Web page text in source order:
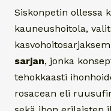
Siskonpetin ollessa
kauneushoitola,
sarjan, jonka
tehokkaasti
rosacean eli